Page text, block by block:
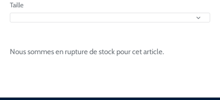
Taille
Nous sommes en rupture de stock pour cet article.